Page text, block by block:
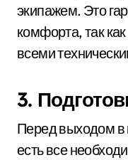
экипажем. Это
комфорта, так
всеми
3.
Перед выходом в
есть все